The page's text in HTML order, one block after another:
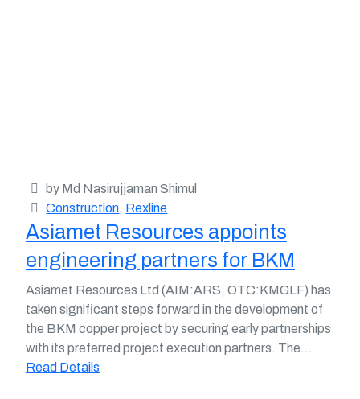
by Md Nasirujjaman Shimul
Construction, Rexline
Asiamet Resources appoints
engineering partners for BKM
Asiamet Resources Ltd (AIM:ARS, OTC:KMGLF) has
taken significant steps forward in the development of
the BKM copper project by securing early partnerships
with its preferred project execution partners. The...
Read Details